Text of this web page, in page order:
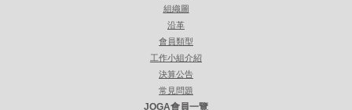
組織圖
沿革
會員類型
工作小組介紹
決算公告
常見問題
JOGA會員一覽